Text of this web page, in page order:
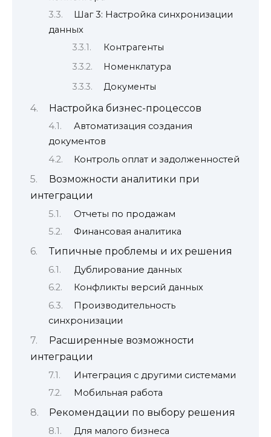
Шаг 3: Настройка синхронизации
данных
Контрагенты
Номенклатура
Документы
Настройка бизнес-процессов
Автоматизация создания
документов
Контроль оплат и задолженностей
Возможности аналитики при
интеграции
Отчеты по продажам
Финансовая аналитика
Типичные проблемы и их решения
Дублирование данных
Конфликты версий данных
Производительность
синхронизации
Расширенные возможности
интеграции
Интеграция с другими системами
Мобильная работа
Рекомендации по выбору решения
Для малого бизнеса